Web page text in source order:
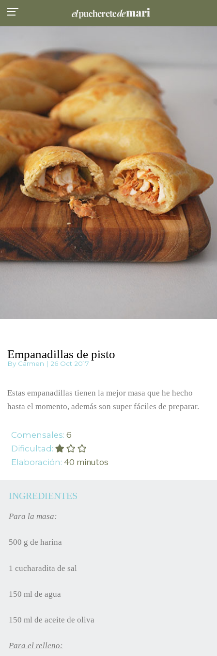
Empanadillas de pisto
By Carmen | 26 Oct 2017
Estas empanadillas tienen la mejor masa que he hecho
hasta el momento, además son super fáciles de preparar.
Comensales: 6
Dificultad:
Elaboración: 40 minutos
INGREDIENTES
Para la masa:
500 g de harina
1 cucharadita de sal
150 ml de agua
150 ml de aceite de oliva
Para el relleno: